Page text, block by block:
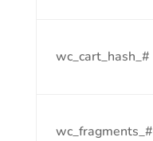
wc_cart_hash_#
wc_fragments_#